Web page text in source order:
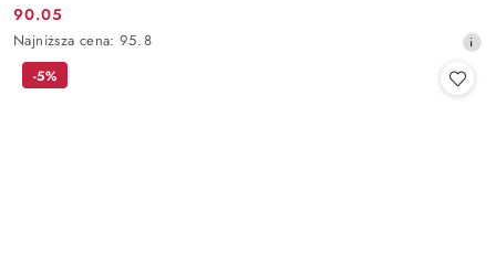
Cena
promocyjna:
90.05
Najniższa
cena
Najniższa cena: 95.8
-5%